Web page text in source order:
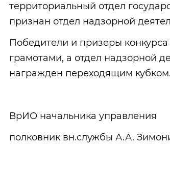
территориальный отдел
признан отдел надзорной
Победители и призеры
грамотами, а отдел надзорной
награжден переходящим кубком.
ВрИО начальника управления
полковник вн.службы А.А.